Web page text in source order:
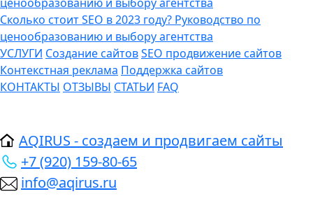
Сколько стоит SEO в 2023 году? Руководство по
ценообразованию и выбору агентства
УСЛУГИ Создание сайтовSEO продвижение сайтов
Контекстная реклама Поддержка сайтов
КОНТАКТЫ ОТЗЫВЫ СТАТЬИ FAQ
AQIRUS - создаем и продвигаем сайты
+7 (920) 159-80-65
info@aqirus.ru